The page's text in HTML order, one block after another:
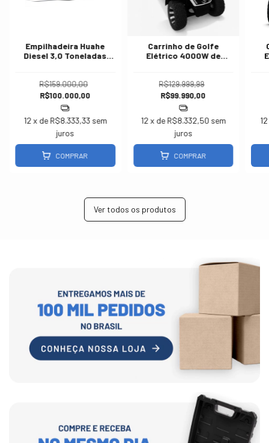
Empilhadeira Huahe
Diesel 3,0 Toneladas
R$159.000,00
R$100.000,00
12x deR$8.333,33 sem
juros
COMPRAR
Carrinho de Golfe
Elétrico 4000W de
R$129.999,99
R$99.990,00
12x deR$8.332,50 sem
juros
COMPRAR
12
Ver todos os produtos